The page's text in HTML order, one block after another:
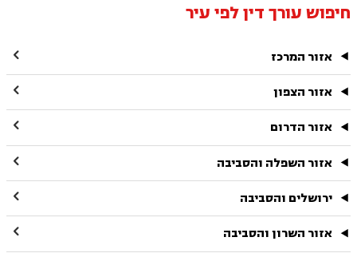
חיפוש עורך דין לפי עיר
אזור המרכז 
אזור הצפון 
אזור הדרום 
אזור השפלה והסביבה 
ירושלים והסביבה 
אזור השרון והסביבה 